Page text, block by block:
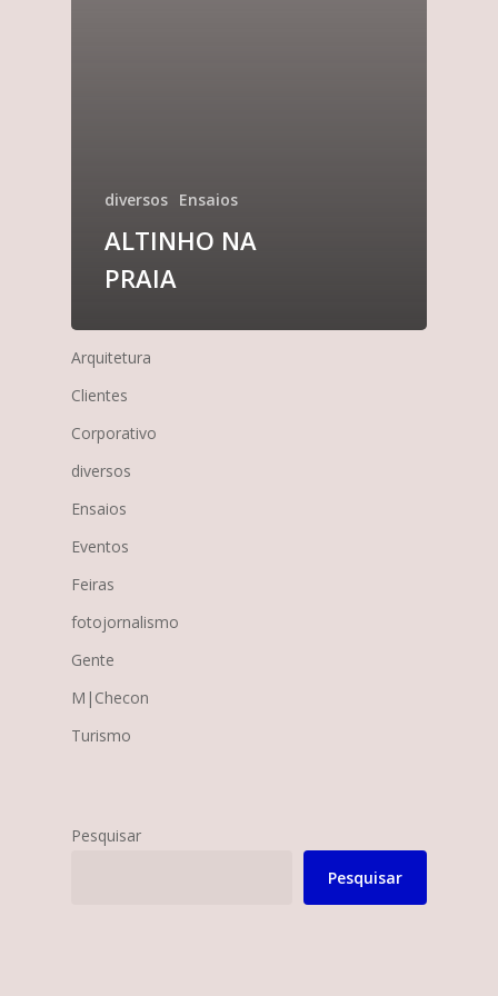
diversos Ensaios
ALTINHO NA
PRAIA
Arquitetura
Clientes
Corporativo
diversos
Ensaios
Eventos
Feiras
fotojornalismo
Gente
M|Checon
Turismo
Pesquisar
Pesquisar